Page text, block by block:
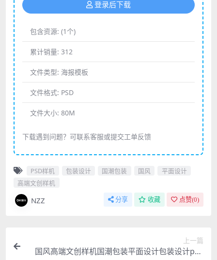
登录后下载
包含资源: (1个)
累计销量: 312
文件类型: 海报模板
文件格式: PSD
文件大小: 80M
下载遇到问题？可联系客服或提交工单反馈
PSD样机 包装设计 国潮包装 国风
平面设计
高端文创样机
NZZ 分享 收藏 点赞(0)
上一篇
国风高端文创样机国潮包装平面设计包装设计psd